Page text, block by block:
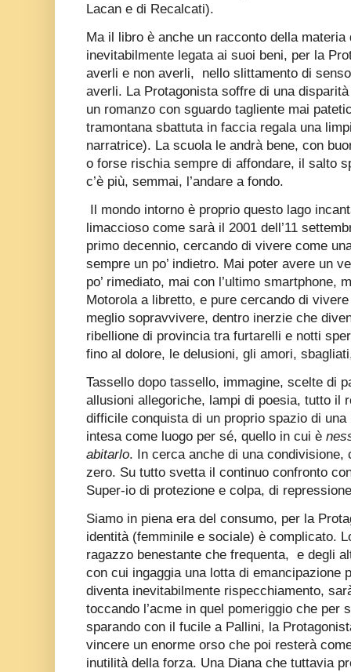
Lacan e di Recalcati).
Ma il libro è anche un racconto della
inevitabilmente legata ai suoi beni, per la
averli e non averli,
nello slittamento di
averli. La Protagonista soffre di una
un romanzo con sguardo tagliente mai
tramontana sbattuta in faccia regala una
narratrice). La scuola le andrà bene, con
o forse rischia sempre di affondare, il salto
c’è più, semmai, l’andare a fondo.
Il mondo intorno è proprio questo lago
limaccioso come sarà il 2001 dell’11
primo decennio, cercando di vivere come
sempre un po’ indietro. Mai poter avere un
po’ rimediato, mai con l’ultimo smartphone,
Motorola a libretto, e pure cercando di
meglio sopravvivere, dentro inerzie che
ribellione di provincia tra furtarelli e notti
fino al dolore, le delusioni, gli amori,
Tassello dopo tassello, immagine, scelte di
allusioni allegoriche, lampi di poesia, tutto il
difficile conquista di un proprio spazio di
intesa come luogo per sé, quello in cui è
abitarlo. In cerca anche di una condivisione,
zero. Su tutto svetta il continuo confronto
Super-io di protezione e colpa, di
Siamo in piena era del consumo, per la
identità (femminile e sociale) è complicato.
ragazzo benestante che frequenta, e degli
con cui ingaggia una lotta di emancipazione
diventa inevitabilmente rispecchiamento,
toccando l’acme in quel pomeriggio che per
sparando con il fucile a Pallini, la
vincere un enorme orso che poi resterà
inutilità della forza. Una Diana che tuttavia